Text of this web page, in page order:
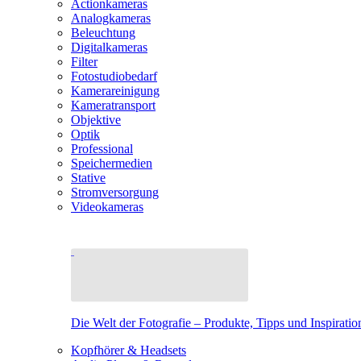
Actionkameras
Analogkameras
Beleuchtung
Digitalkameras
Filter
Fotostudiobedarf
Kamerareinigung
Kameratransport
Objektive
Optik
Professional
Speichermedien
Stative
Stromversorgung
Videokameras
Die Welt der Fotografie – Produkte, Tipps und
Kopfhörer & Headsets